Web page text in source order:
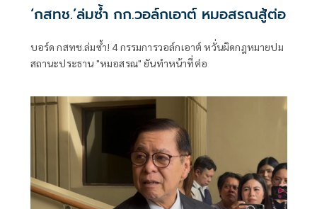
‘กสทช.’ล่มซํ้า กก.วอล์กเอาต์ หมอสรณสู้ต่อ
บอร์ด กสทช.ล่มซ้ำ! 4 กรรมการวอล์กเอาต์ หวั่นผิดกฎหมายปม
สถานะประธาน "หมอสรณ" ยันทำหน้าที่ต่อ